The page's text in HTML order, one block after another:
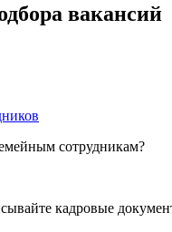
вакансий
сотрудникам?
кадровые